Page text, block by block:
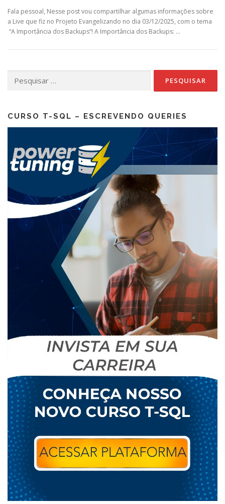
Fala pessoal, Nesse post vou compartilhar algumas informações sobre
a Live que fiz no Projeto Evangelizando no dia 03/12/2025, com o tema
“A Importância dos Backups”! A Importância dos Backups: …
por:
CURSO T-SQL – ESCREVENDO QUERIES